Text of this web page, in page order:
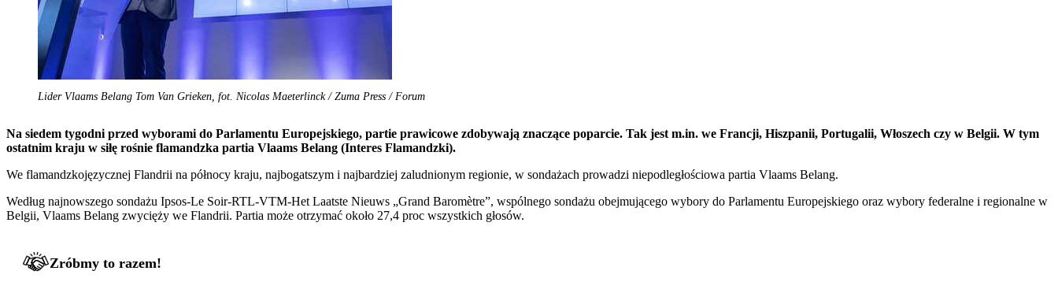
Lider Vlaams Belang Tom Van Grieken, fot. Nicolas Maeterlinck / Zuma Press / Forum
Na siedem tygodni przed wyborami do Parlamentu Europejskiego, partie prawicowe zdobywają znaczące poparcie. Tak jest m.in. we Francji, Hiszpanii, Portugalii, Włoszech czy w Belgii. W tym
ostatnim kraju w siłę rośnie flamandzka partia Vlaams Belang (Interes Flamandzki).
We flamandzkojęzycznej Flandrii na północy kraju, najbogatszym i najbardziej zaludnionym regionie, w sondażach prowadzi niepodległościowa partia Vlaams Belang.
Według najnowszego sondażu Ipsos-Le Soir-RTL-VTM-Het Laatste Nieuws „Grand Baromètre”, wspólnego sondażu obejmującego wybory do Parlamentu Europejskiego oraz wybory federalne i regionalne w
Belgii, Vlaams Belang zwycięży we Flandrii. Partia może otrzymać około 27,4 proc wszystkich głosów.
Zróbmy to razem!